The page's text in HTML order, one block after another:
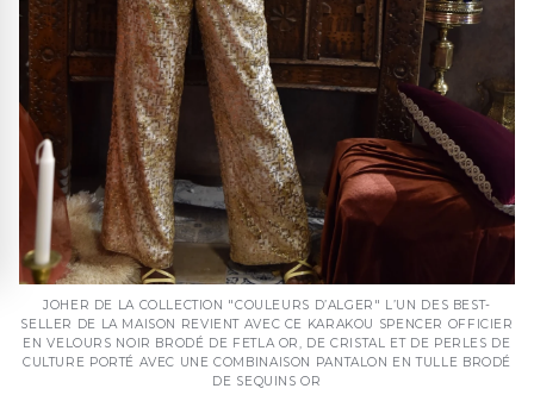
JOHER DE LA COLLECTION "COULEURS D’ALGER" L’UN DES BEST-
SELLER DE LA MAISON REVIENT AVEC CE KARAKOU SPENCER OFFICIER
EN VELOURS NOIR BRODÉ DE FETLA OR, DE CRISTAL ET DE PERLES DE
CULTURE PORTÉ AVEC UNE COMBINAISON PANTALON EN TULLE BRODÉ
DE SEQUINS OR